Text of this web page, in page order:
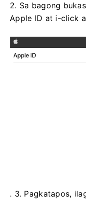
2. Sa bagong
Apple ID at i-click
. 3. Pagkatapos,